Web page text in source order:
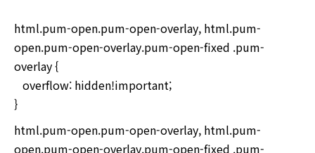
html.pum-open.pum-open-overlay, html.pum-
open.pum-open-overlay.pum-open-fixed .pum-
overlay {
overflow: hidden!important;
}
html.pum-open.pum-open-overlay, html.pum-
open.pum-open-overlay.pum-open-fixed .pum-